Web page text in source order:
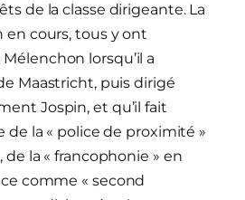
de la classe dirigeante. La
en cours, tous y ont
lorsqu’il a
Maastricht, puis dirigé
Jospin, et qu’il fait
de la « police de proximité »
de la « francophonie » en
comme « second